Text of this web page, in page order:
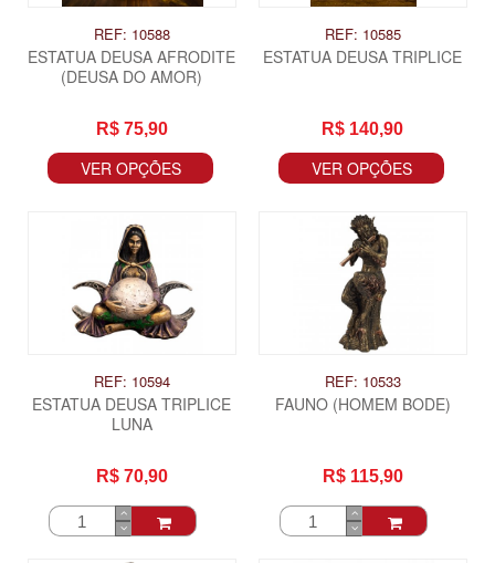
REF: 10588
ESTATUA DEUSA AFRODITE
(DEUSA DO AMOR)
R$ 75,90
VER OPÇÕES
REF: 10585
ESTATUA DEUSA TRIPLICE
R$ 140,90
VER OPÇÕES
REF: 10594
ESTATUA DEUSA TRIPLICE
LUNA
R$ 70,90
REF: 10533
FAUNO (HOMEM BODE)
R$ 115,90